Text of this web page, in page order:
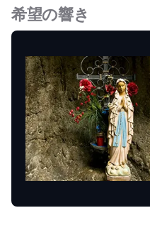
希望の響き